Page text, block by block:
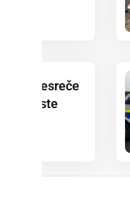
nesreče
ceste